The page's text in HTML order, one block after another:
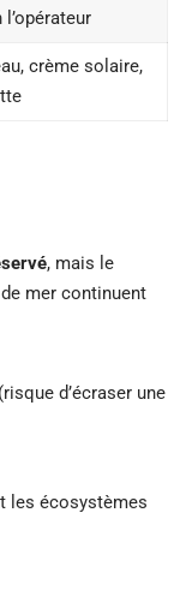
crème solaire,
, mais le
mer continuent
d’écraser une
les écosystèmes